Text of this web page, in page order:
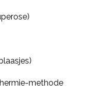
methode